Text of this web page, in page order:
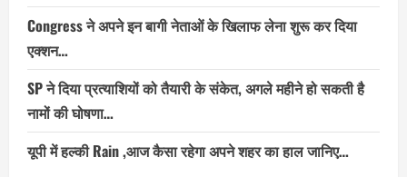
Congress ने अपने इन बागी नेताओं के खिलाफ लेना शुरू कर दिया
एक्शन…
SP ने दिया प्रत्याशियों को तैयारी के संकेत, अगले महीने हो सकती है
नामों की घोषणा…
यूपी में हल्की Rain ,आज कैसा रहेगा अपने शहर का हाल जानिए…